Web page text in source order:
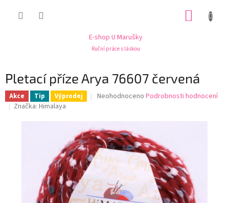
E-shop U Marušky
Ruční práce s láskou
Pletací příze Arya 76607 červená
Akce Tip Výprodej
Průměrné
0,0
z
5
hvězdiček.
Neohodnoceno Podrobnosti hodnocení
Značka: Himalaya